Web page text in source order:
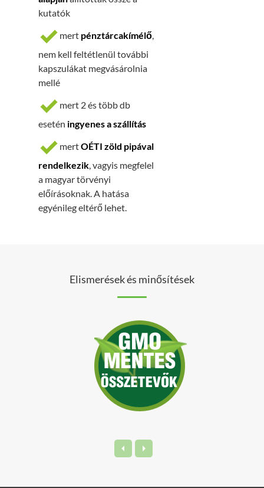
kutatók
mert pénztárcakímélő,
nem kell feltétlenül további
kapszulákat megvásárolnia
mellé
mert 2 és több db
esetén ingyenes a szállítás
mertOÉTI zöld pipával
rendelkezik, vagyis megfelel
a magyar törvényi
előírásoknak. A hatása
egyénileg eltérő lehet.
Elismerések és minősítések